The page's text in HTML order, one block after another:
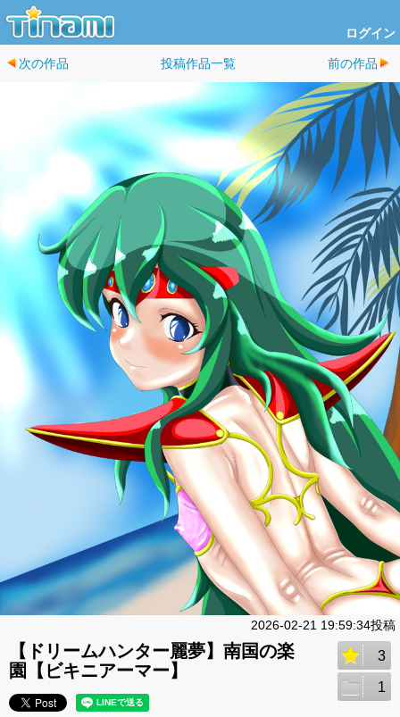
ログイン
次の作品 投稿作品一覧 前の作品
2026-02-21 19:59:34投稿
【ドリームハンター麗夢】南国の楽
園【ビキニアーマー】
3
1